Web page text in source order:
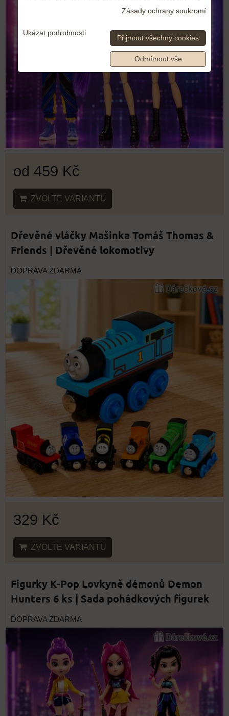
od 459 Kč
ZVOLTE VARIANTU
Dřevěné vláčky Mašinka Tomáš Thomas &
Friends | Dřevěné lokomotivy
DOPRAVA ZDARMA
329 Kč
ZVOLTE VARIANTU
Figurky K-Pop Lovkyně démonů Demon
Hunters 6 ks | Sada pohádkových figurek
DOPRAVA ZDARMA
Zásady ochrany soukromí
Ukázat podrobnosti
Přijmout všechny cookies
Odmítnout vše